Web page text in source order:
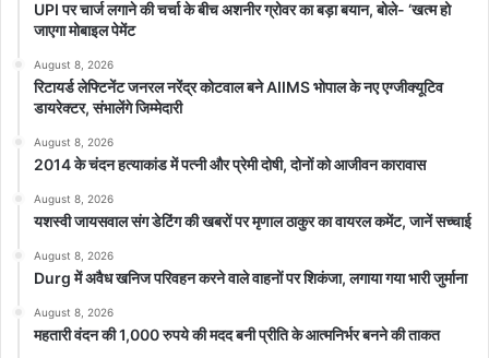
UPI पर चार्ज लगाने की चर्चा के बीच अशनीर ग्रोवर का बड़ा बयान, बोले- ‘खत्म हो
जाएगा मोबाइल पेमेंट
August 8, 2026
रिटायर्ड लेफ्टिनेंट जनरल नरेंद्र कोटवाल बने AIIMS भोपाल के नए एग्जीक्यूटिव
डायरेक्टर, संभालेंगे जिम्मेदारी
August 8, 2026
2014 के चंदन हत्याकांड में पत्नी और प्रेमी दोषी, दोनों को आजीवन कारावास
August 8, 2026
यशस्वी जायसवाल संग डेटिंग की खबरों पर मृणाल ठाकुर का वायरल कमेंट, जानें सच्चाई
August 8, 2026
Durg में अवैध खनिज परिवहन करने वाले वाहनों पर शिकंजा, लगाया गया भारी जुर्माना
August 8, 2026
महतारी वंदन की 1,000 रुपये की मदद बनी प्रीति के आत्मनिर्भर बनने की ताकत